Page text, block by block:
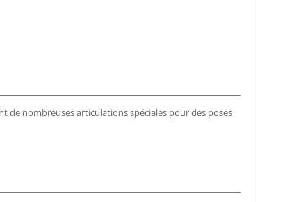
de nombreuses articulations spéciales pour des poses